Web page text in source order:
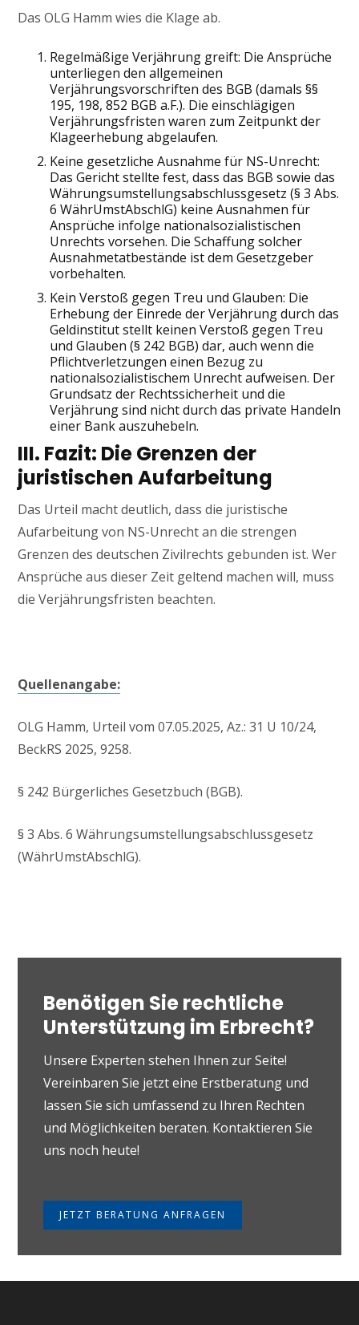
Das OLG Hamm wies die Klage ab.
Regelmäßige Verjährung greift: Die Ansprüche
unterliegen den allgemeinen
Verjährungsvorschriften des BGB (damals §§
195, 198, 852 BGB a.F.). Die einschlägigen
Verjährungsfristen waren zum Zeitpunkt der
Klageerhebung abgelaufen.
Keine gesetzliche Ausnahme für NS-Unrecht:
Das Gericht stellte fest, dass das BGB sowie das
Währungsumstellungsabschlussgesetz (§ 3 Abs.
6 WährUmstAbschlG) keine Ausnahmen für
Ansprüche infolge nationalsozialistischen
Unrechts vorsehen. Die Schaffung solcher
Ausnahmetatbestände ist dem Gesetzgeber
vorbehalten.
Kein Verstoß gegen Treu und Glauben: Die
Erhebung der Einrede der Verjährung durch das
Geldinstitut stellt keinen Verstoß gegen Treu
und Glauben (§ 242 BGB) dar, auch wenn die
Pflichtverletzungen einen Bezug zu
nationalsozialistischem Unrecht aufweisen. Der
Grundsatz der Rechtssicherheit und die
Verjährung sind nicht durch das private Handeln
einer Bank auszuhebeln.
III. Fazit: Die Grenzen der
juristischen Aufarbeitung
Das Urteil macht deutlich, dass die juristische
Aufarbeitung von NS-Unrecht an die strengen
Grenzen des deutschen Zivilrechts gebunden ist. Wer
Ansprüche aus dieser Zeit geltend machen will, muss
die Verjährungsfristen beachten.
Quellenangabe:
OLG Hamm, Urteil vom 07.05.2025, Az.: 31 U 10/24,
BeckRS 2025, 9258.
§ 242 Bürgerliches Gesetzbuch (BGB).
§ 3 Abs. 6 Währungsumstellungsabschlussgesetz
(WährUmstAbschlG).
Benötigen Sie rechtliche
Unterstützung im Erbrecht?
Unsere Experten stehen Ihnen zur Seite!
Vereinbaren Sie jetzt eine Erstberatung und
lassen Sie sich umfassend zu Ihren Rechten
und Möglichkeiten beraten. Kontaktieren Sie
uns noch heute!
JETZT BERATUNG ANFRAGEN